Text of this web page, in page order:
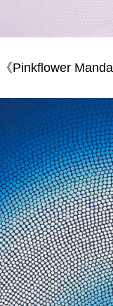
《Pinkflower